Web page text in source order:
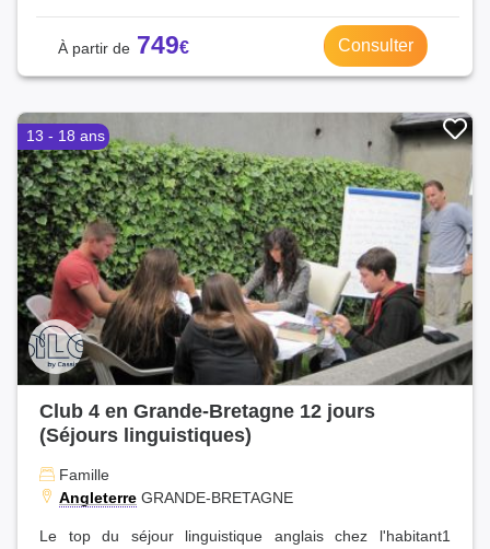
749 Consulter
13 - 18 ans
Club 4 en Grande-Bretagne 12 jours
(Séjours linguistiques)
Famille
Angleterre GRANDE-BRETAGNE
Le top du séjour linguistique anglais chez l'habitant1